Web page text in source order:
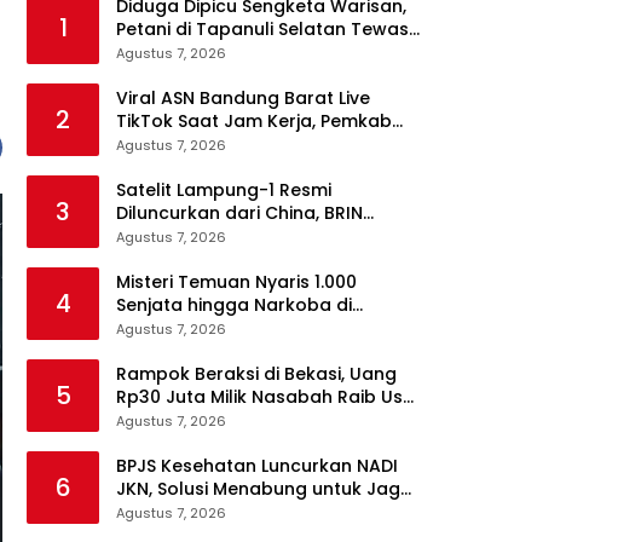
1
Diduga Dipicu Sengketa Warisan,
Petani di Tapanuli Selatan Tewas
Ditikam Adik Kandung
Agustus 7, 2026
2
Viral ASN Bandung Barat Live
TikTok Saat Jam Kerja, Pemkab
Siapkan Klarifikasi
Agustus 7, 2026
3
Satelit Lampung-1 Resmi
Diluncurkan dari China, BRIN
Pastikan Keamanan Data
Agustus 7, 2026
4
Misteri Temuan Nyaris 1.000
Senjata hingga Narkoba di
Sekolah Jaksel, Polisi Masih Selidiki
Agustus 7, 2026
5
Rampok Beraksi di Bekasi, Uang
Rp30 Juta Milik Nasabah Raib Usai
Ambil dari Bank
Agustus 7, 2026
6
BPJS Kesehatan Luncurkan NADI
JKN, Solusi Menabung untuk Jaga
Kepesertaan Tetap Aktif
Agustus 7, 2026